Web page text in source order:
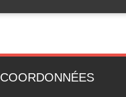
COORDONNÉES